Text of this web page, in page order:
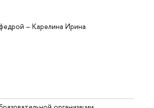
– Карелина Ирина